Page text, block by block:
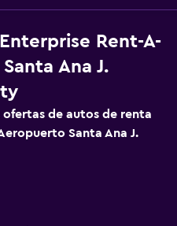
Rent-A-
Ana J.
de autos de renta
Santa Ana J.